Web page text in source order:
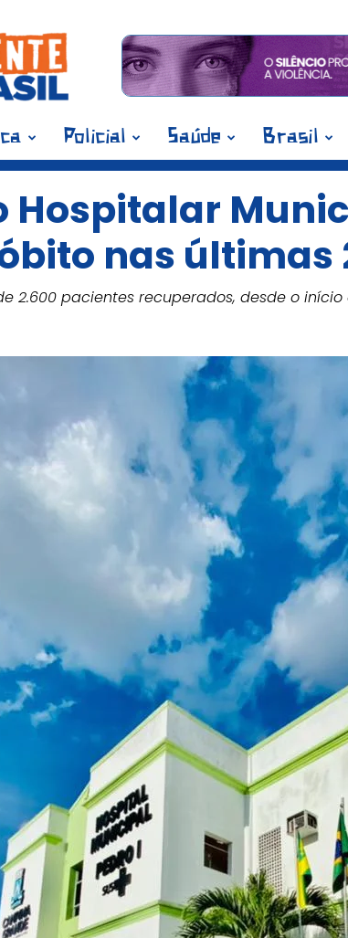
Policial Saúde Brasil
Hospitalar
nas últimas
2.600 pacientes recuperados, desde o